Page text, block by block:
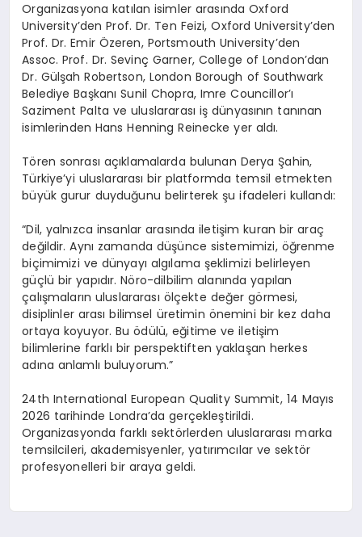
Organizasyona katılan isimler arasında Oxford
University’den Prof. Dr. Ten Feizi, Oxford University’den
Prof. Dr. Emir Özeren, Portsmouth University’den
Assoc. Prof. Dr. Sevinç Garner, College of London’dan
Dr. Gülşah Robertson, London Borough of Southwark
Belediye Başkanı Sunil Chopra, Imre Councillor’ı
Saziment Palta ve uluslararası iş dünyasının tanınan
isimlerinden Hans Henning Reinecke yer aldı.
Tören sonrası açıklamalarda bulunan Derya Şahin,
Türkiye’yi uluslararası bir platformda temsil etmekten
büyük gurur duyduğunu belirterek şu ifadeleri kullandı:
“Dil, yalnızca insanlar arasında iletişim kuran bir araç
değildir. Aynı zamanda düşünce sistemimizi, öğrenme
biçimimizi ve dünyayı algılama şeklimizi belirleyen
güçlü bir yapıdır. Nöro-dilbilim alanında yapılan
çalışmaların uluslararası ölçekte değer görmesi,
disiplinler arası bilimsel üretimin önemini bir kez daha
ortaya koyuyor. Bu ödülü, eğitime ve iletişim
bilimlerine farklı bir perspektiften yaklaşan herkes
adına anlamlı buluyorum.”
24th International European Quality Summit, 14 Mayıs
2026 tarihinde Londra’da gerçekleştirildi.
Organizasyonda farklı sektörlerden uluslararası marka
temsilcileri, akademisyenler, yatırımcılar ve sektör
profesyonelleri bir araya geldi.